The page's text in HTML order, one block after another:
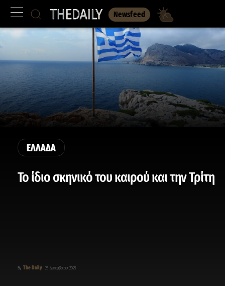
Newsfeed
ΕΛΛΑΔΑ
Το ίδιο σκηνικό του καιρού και την Τρίτη
By The Daily 23 Δεκεμβρίου, 2025